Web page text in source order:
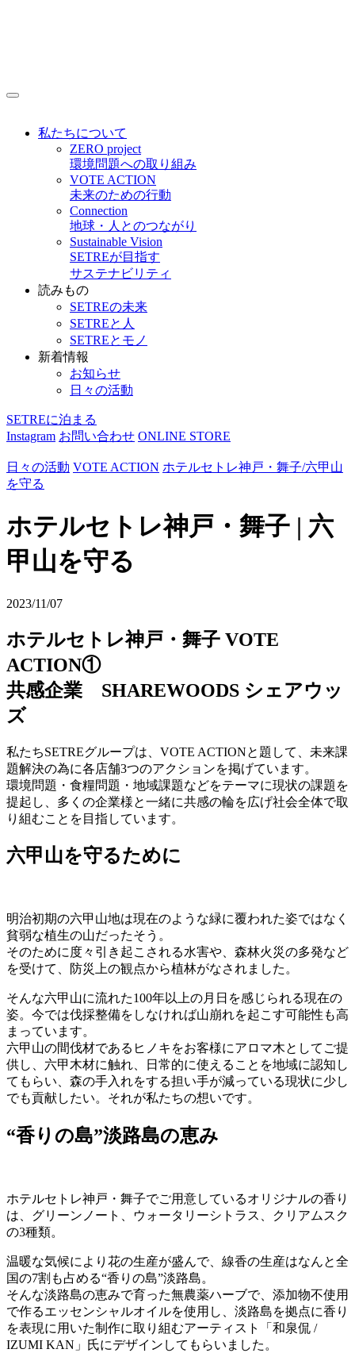
私たちについて
ZERO project
環境問題への取り組み
VOTE ACTION
未来のための行動
Connection
地球・人とのつながり
Sustainable Vision
SETREが目指す
サステナビリティ
読みもの
SETREの未来
SETREと人
SETREとモノ
新着情報
お知らせ
日々の活動
SETREに泊まる
Instagram お問い合わせ ONLINE STORE
日々の活動 VOTE ACTION ホテルセトレ神戸・舞子/六甲山
を守る
ホテルセトレ神戸・舞子 | 六
甲山を守る
2023/11/07
ホテルセトレ神戸・舞子 VOTE
ACTION①
共感企業 SHAREWOODS シェアウッ
ズ
私たちSETREグループは、VOTE ACTIONと題して、未来課
題解決の為に各店舗3つのアクションを掲げています。
環境問題・食糧問題・地域課題などをテーマに現状の課題を
提起し、多くの企業様と一緒に共感の輪を広げ社会全体で取
り組むことを目指しています。
六甲山を守るために
明治初期の六甲山地は現在のような緑に覆われた姿ではなく
貧弱な植生の山だったそう。
そのために度々引き起こされる水害や、森林火災の多発など
を受けて、防災上の観点から植林がなされました。
そんな六甲山に流れた100年以上の月日を感じられる現在の
姿。今では伐採整備をしなければ山崩れを起こす可能性も高
まっています。
六甲山の間伐材であるヒノキをお客様にアロマ木としてご提
供し、六甲木材に触れ、日常的に使えることを地域に認知し
てもらい、森の手入れをする担い手が減っている現状に少し
でも貢献したい。それが私たちの想いです。
“香りの島”淡路島の恵み
ホテルセトレ神戸・舞子でご用意しているオリジナルの香り
は、グリーンノート、ウォータリーシトラス、クリアムスク
の3種類。
温暖な気候により花の生産が盛んで、線香の生産はなんと全
国の7割も占める“香りの島”淡路島。
そんな淡路島の恵みで育った無農薬ハーブで、添加物不使用
で作るエッセンシャルオイルを使用し、淡路島を拠点に香り
を表現に用いた制作に取り組むアーティスト「和泉侃 /
IZUMI KAN」氏にデザインしてもらいました。